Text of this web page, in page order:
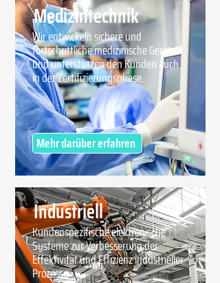
Medizintechnik
Wir entwickeln sichere und
fortschrittliche medizinische Geräte
und unterstützen den Kunden auch
in der Zertifizierungsphase.
Mehr darüber erfahren
Industriell
Kundenspezifische elektronische
Systeme zur Verbesserung der
Effektivität und Effizienz industrieller
Prozesse.